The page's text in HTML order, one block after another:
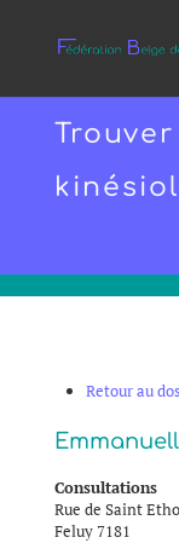
Retour au
Consultations
Rue de Saint
Feluy7181